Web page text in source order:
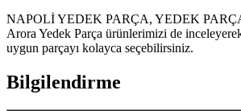
NAPOLİ YEDEK PARÇA, YEDEK
Arora Yedek Parça ürünlerimizi de
uygun parçayı kolayca seçebilirsiniz.
Bilgilendirme